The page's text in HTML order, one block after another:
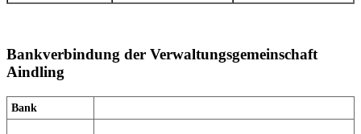
Bankverbindung der Verwaltungsgemeinschaft
Aindling
Bank